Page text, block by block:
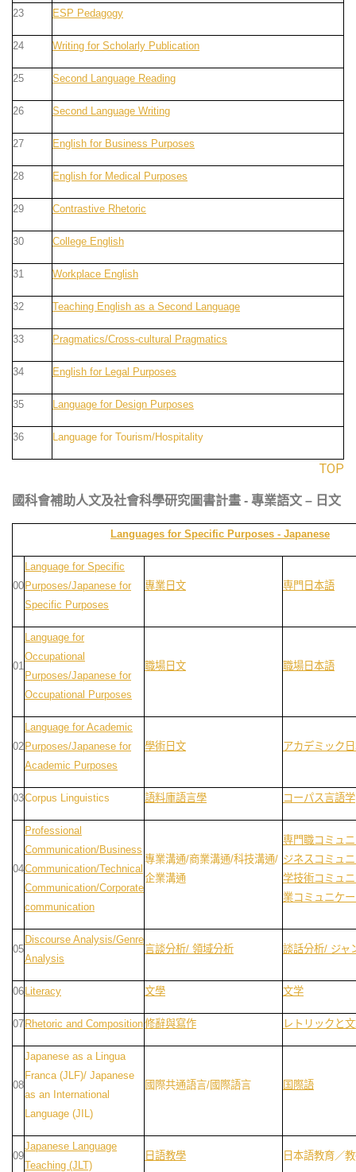
23 ESP Pedagogy
24 Writing for Scholarly Publication
25 Second Language Reading
26 Second Language Writing
27 English for Business Purposes
28 English for Medical Purposes
29 Contrastive Rhetoric
30 College English
31 Workplace English
32 Teaching English as a Second Language
33 Pragmatics/Cross-cultural Pragmatics
34 English for Legal Purposes
35 Language for Design Purposes
36 Language for Tourism/Hospitality
TOP
國科會補助人文及社會科學研究圖書計畫 - 專業語文 – 日文
Languages for Specific Purposes - Japanese
00
Language for Specific
Purposes/Japanese for
Specific Purposes
專業日文 専門日本語
01
Language for
Occupational
Purposes/Japanese for
Occupational Purposes
職場日文 職場日本語
02
Language for Academic
Purposes/Japanese for
Academic Purposes
學術日文 アカデミック
03Corpus Linguistics 語料庫語言學 コーパス言語学
04
Professional
Communication/Business
Communication/Technical
Communication/Corporate
communication
專業溝通/商業溝通/科技溝通/
企業溝通
専門職コミュ
ジネスコミュ
学技術コミュ
業コミュニケ
05
Discourse Analysis/Genre
Analysis
言談分析/ 領域分析 談話分析/ ジャ
06 Literacy 文學 文学
07 Rhetoric and Composition修辭與寫作 レトリックと
08
Japanese as a Lingua
Franca (JLF)/ Japanese
as an International
Language (JIL)
國際共通語言/國際語言 国際語
09
Japanese Language
Teaching (JLT)
日語教學 日本語教育／